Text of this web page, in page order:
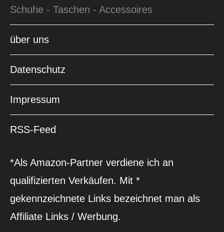
Schuhe - Taschen - Accessoires
über uns
Datenschutz
Impressum
RSS-Feed
*Als Amazon-Partner verdiene ich an
qualifizierten Verkäufen. Mit *
gekennzeichnete Links bezeichnet man als
Affiliate Links / Werbung.